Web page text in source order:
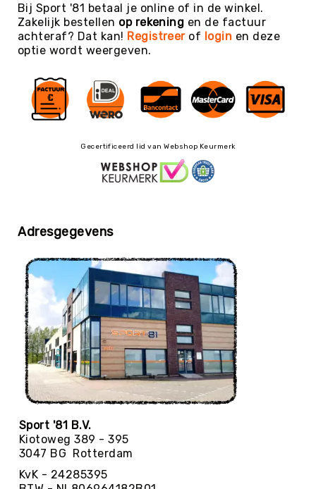
Ballenpakketten
Sportballen
-
Speelballen
-
Pakketten
-
Pakketten
Balaccessoires
&
Naalden
Ballenwagens
Overig
EDUCATIE
Speelballen
Foamballen
Luchtgevulde
ballen
Megaballen
ballen
Bij Sport '81 betaal je online of in de winkel.
Zakelijk bestellen op rekening en de factuur
achteraf? Dat kan! Registreerof login en deze
optie wordt weergeven.
Gecertificeerd lid van Webshop Keurmerk
Adresgegevens
Sport '81 B.V.
Kiotoweg 389 - 395
3047 BG Rotterdam
KvK - 24285395